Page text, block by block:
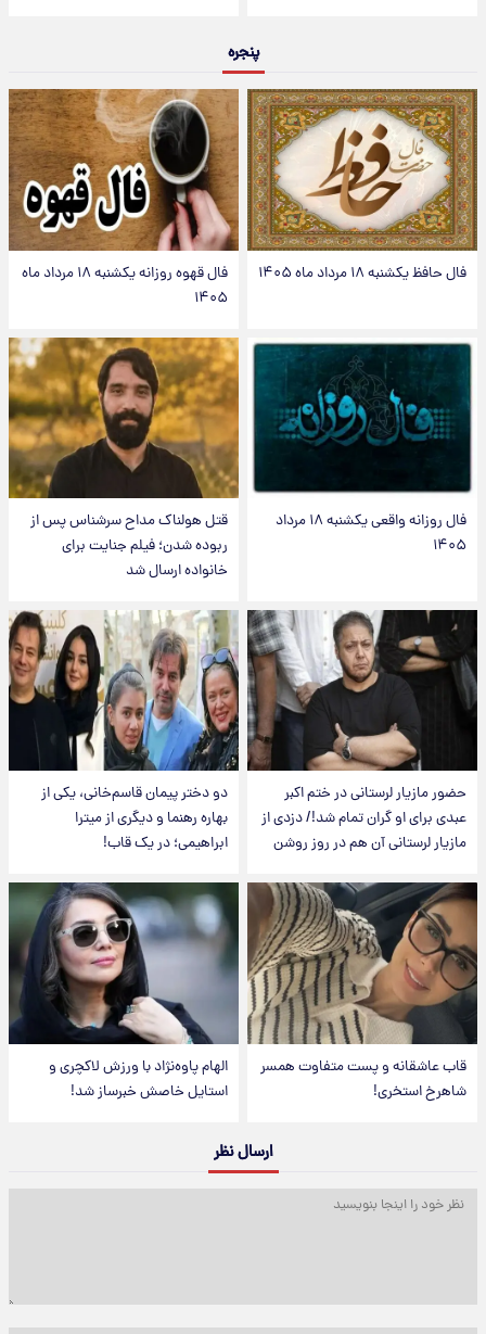
پنجره
فال حافظ یکشنبه ۱۸ مرداد ماه ۱۴۰۵
فال قهوه روزانه یکشنبه ۱۸ مرداد ماه
۱۴۰۵
فال روزانه واقعی یکشنبه ۱۸ مرداد
۱۴۰۵
قتل هولناک مداح سرشناس پس از
ربوده شدن؛ فیلم جنایت برای
خانواده ارسال شد
حضور مازیار لرستانی در ختم اکبر
عبدی برای او گران تمام شد!/ دزدی از
مازیار لرستانی آن هم در روز روشن
دو دختر پیمان قاسم‌خانی، یکی از
بهاره رهنما و دیگری از میترا
ابراهیمی؛ در یک قاب!
قاب عاشقانه و پست متفاوت همسر
شاهرخ استخری!
الهام پاوه‌نژاد با ورزش لاکچری و
استایل خاصش خبرساز شد!
ارسال نظر